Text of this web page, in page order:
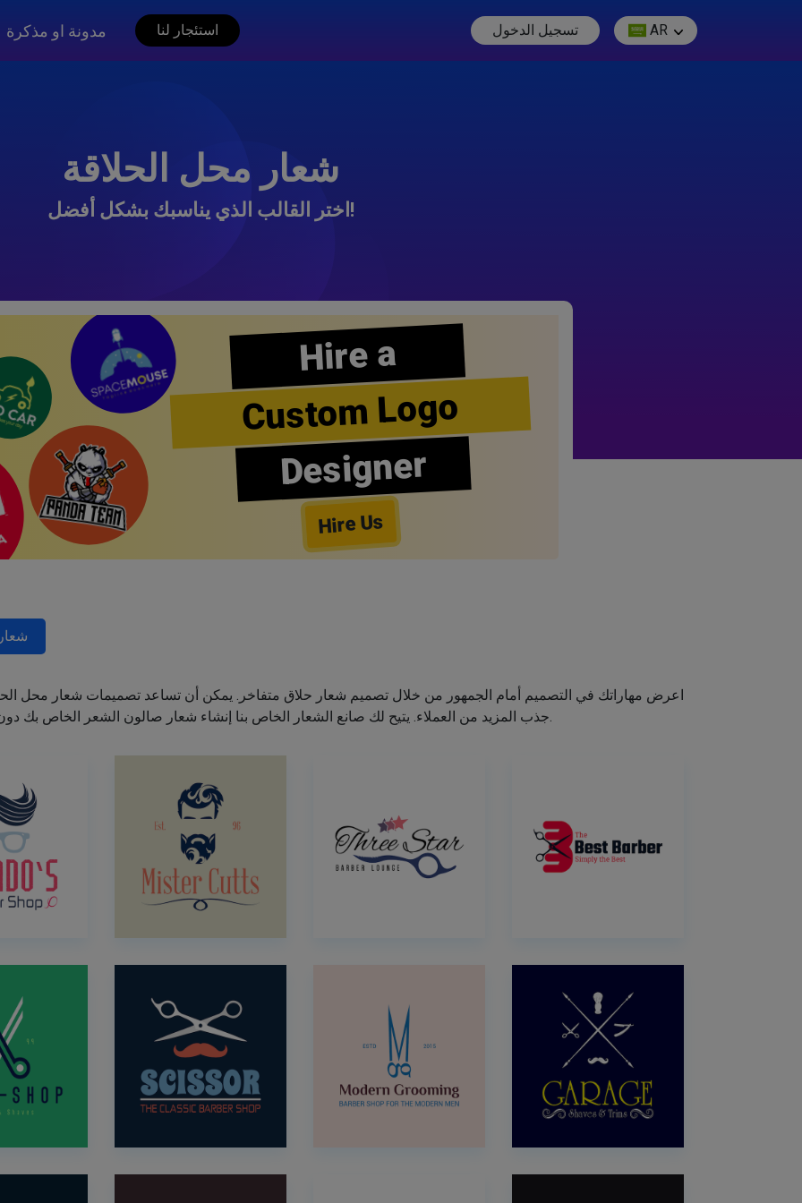
مدونة او مذكرة استئجار لنا تسجيل الدخول AR
شعار محل الحلاقة
اختر القالب الذي يناسبك بشكل أفضل!
Hire a
Custom Logo
Designer
Hire Us
اعرض مهاراتك في التصميم أمام الجمهور من خلال تصميم شعار حلاق متفاخر. يمكن أن تساعد تصميمات شعار محل
جذب المزيد من العملاء. يتيح لك صانع الشعار الخاص بنا إنشاء شعار صالون الشعر الخاص بك دون اكتساب مهارات التصميم.